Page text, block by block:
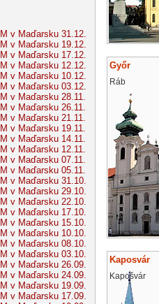
v Maďarsku 31.12.
v Maďarsku 19.12.
v Maďarsku 17.12.
v Maďarsku 12.12.
v Maďarsku 10.12.
v Maďarsku 03.12.
v Maďarsku 28.11.
v Maďarsku 26.11.
v Maďarsku 21.11.
v Maďarsku 19.11.
v Maďarsku 14.11.
v Maďarsku 12.11.
v Maďarsku 07.11.
v Maďarsku 05.11.
v Maďarsku 31.10.
v Maďarsku 29.10.
v Maďarsku 22.10.
v Maďarsku 17.10.
v Maďarsku 15.10.
v Maďarsku 10.10.
v Maďarsku 08.10.
v Maďarsku 03.10.
v Maďarsku 26.09.
v Maďarsku 24.09.
v Maďarsku 19.09.
v Maďarsku 17.09.
Győr
Ráb
Kaposvár
Kapošvár